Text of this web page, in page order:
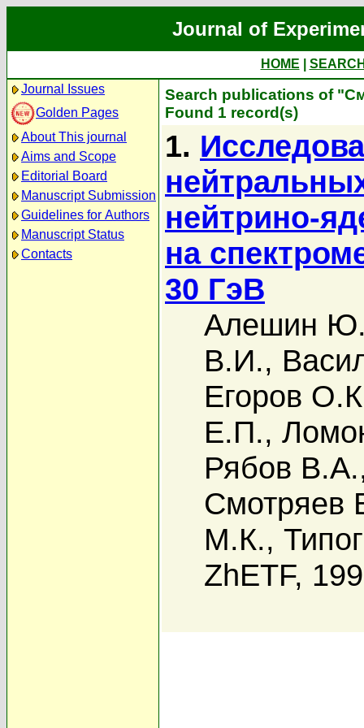
Journal of
HOME
Journal Issues
Golden Pages
About This journal
Aims and Scope
Editorial Board
Manuscript Submission
Guidelines for Authors
Manuscript Status
Contacts
Search publications of
Found 1 record(s)
1.
нейтрино-
на
30 ГэВ
Алешин
В.И.,
Егоров
Е.П.,
Рябов В.А.
Смотряев
М.К.,
ZhETF,